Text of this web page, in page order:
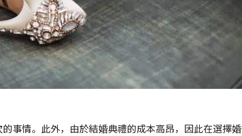
事情。此外，由於結婚典禮的成本高昂，因此在選擇婚